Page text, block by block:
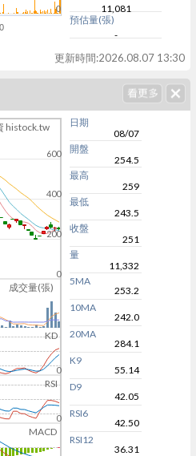
0
11,081
預估量(張)
-
更新時間:2026.08.07 13:30
成交量(張)
KD
RSI
MACD
histock.tw
0
200
400
600
0
0
日期
08/07
開盤
254.5
最高
259
最低
243.5
收盤
251
量
11,332
5MA
253.2
10MA
242.0
20MA
284.1
K9
55.14
D9
42.05
RSI6
42.50
RSI12
36.31